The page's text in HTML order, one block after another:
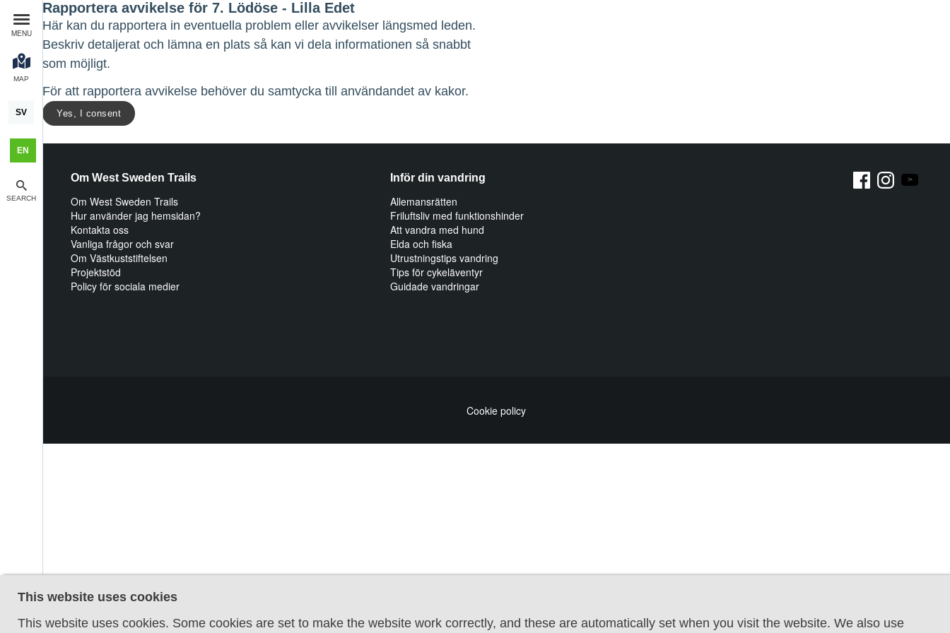
MENU
MAP
SV
EN
SEARCH
Rapportera avvikelse för 7. Lödöse - Lilla Edet
Här kan du rapportera in eventuella problem eller avvikelser längsmed leden.
Beskriv detaljerat och lämna en plats så kan vi dela informationen så snabbt
som möjligt.
För att rapportera avvikelse behöver du samtycka till användandet av kakor.
Yes, I consent
This website uses cookies
This website uses cookies. Some cookies are set to make the website work correctly, and these are automatically set when you visit the website. We also use
Om West Sweden Trails
Om West Sweden Trails
Hur använder jag hemsidan?
Kontakta oss
Vanliga frågor och svar
Om Västkuststiftelsen
Projektstöd
Policy för sociala medier
Inför din vandring
Allemansrätten
Friluftsliv med funktionshinder
Att vandra med hund
Elda och fiska
Utrustningstips vandring
Tips för cykeläventyr
Guidade vandringar
Cookie policy